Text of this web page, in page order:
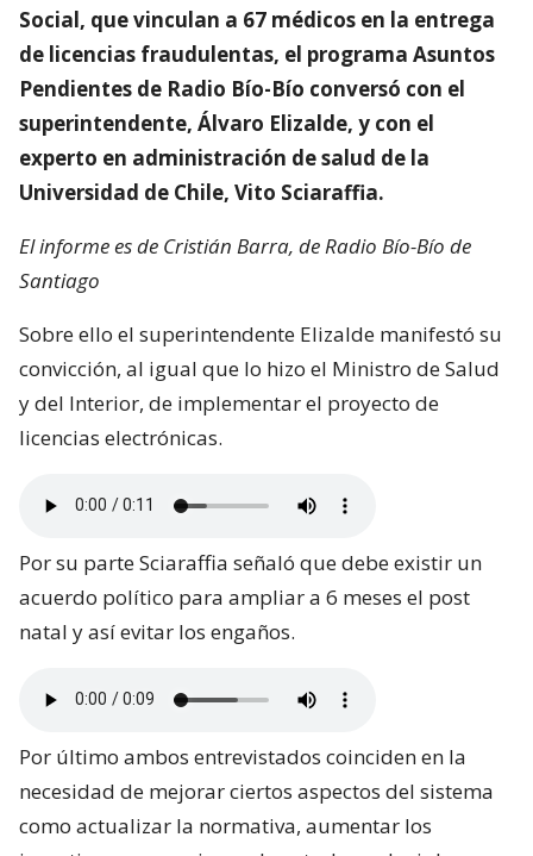
Social, que vinculan a 67 médicos en la entrega
de licencias fraudulentas, el programa Asuntos
Pendientes de Radio Bío-Bío conversó con el
superintendente, Álvaro Elizalde, y con el
experto en administración de salud de la
Universidad de Chile, Vito Sciaraffia.
El informe es de Cristián Barra, de Radio Bío-Bío de
Santiago
Sobre ello el superintendente Elizalde manifestó su
convicción, al igual que lo hizo el Ministro de Salud
y del Interior, de implementar el proyecto de
licencias electrónicas.
Por su parte Sciaraffia señaló que debe existir un
acuerdo político para ampliar a 6 meses el post
natal y así evitar los engaños.
Por último ambos entrevistados coinciden en la
necesidad de mejorar ciertos aspectos del sistema
como actualizar la normativa, aumentar los